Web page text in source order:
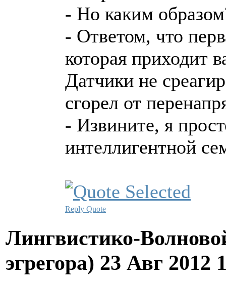
- Но каким
- Ответом, что
которая приходит
Датчики не
сгорел от
- Извините, я
интеллигентной
Reply Quote
Лингвистико-
эгрегора) 23 Авг 2012